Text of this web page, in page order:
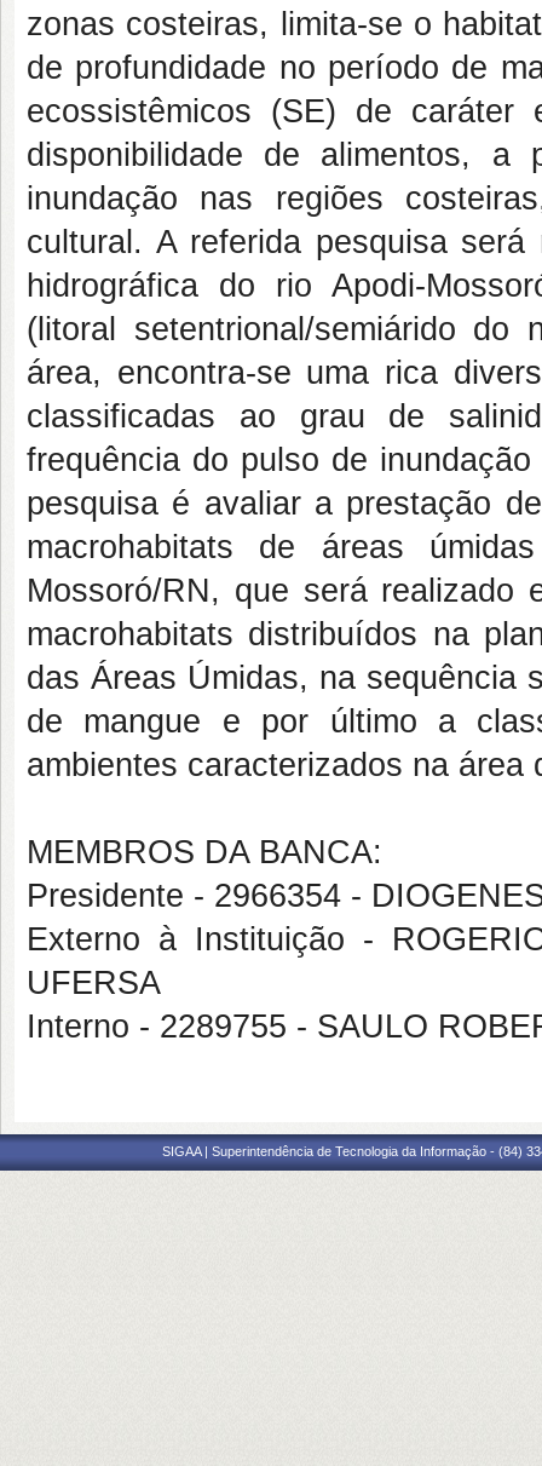
zonas costeiras, limita-se o
de profundidade no período de
ecossistêmicos (SE) de caráter
disponibilidade de alimentos,
inundação nas regiões
cultural. A referida pesquisa
hidrográfica do rio Apodi-
(litoral setentrional/semiárido
área, encontra-se uma rica
classificadas ao grau de
frequência do pulso de
pesquisa é avaliar a prestação
macrohabitats de áreas
Mossoró/RN, que será realizado
macrohabitats distribuídos na
das Áreas Úmidas, na sequência
de mangue e por último a
ambientes caracterizados na área
MEMBROS DA BANCA:
Presidente - 2966354 -
Externo à Instituição -
UFERSA
Interno - 2289755 - SAULO
SIGAA | Superintendência de Tecnologia da Informação - (84)